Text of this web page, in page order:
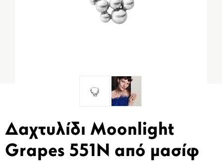
Δαχτυλίδι Moonlight
Grapes 551N από μασίφ